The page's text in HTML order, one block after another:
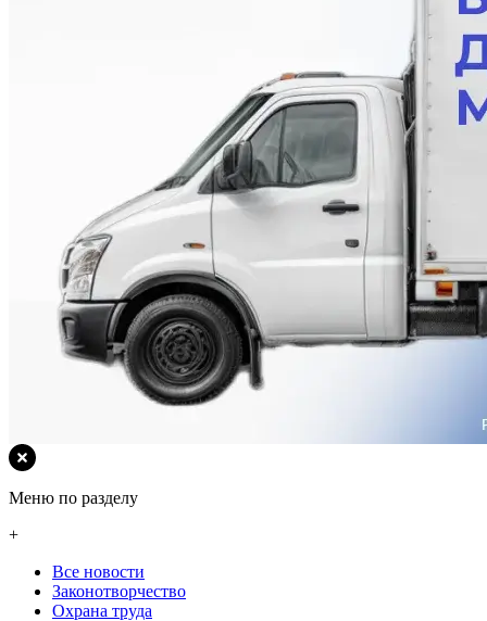
Меню по разделу
+
Все новости
Законотворчество
Охрана труда